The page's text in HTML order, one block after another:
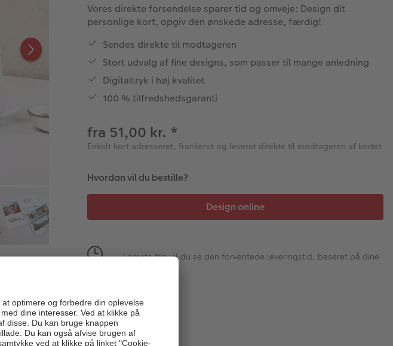
Vores direkte forsendelse sparer tid og omveje: Design dit
personlige kort, opgiv den ønskede adresse, færdig!
Sendes direkte til modtageren
Stort udvalg af fine designs, som passer til mange anledning
Digitaltryk i høj kvalitet
100 % tilfredshedsgaranti
fra 51,00 kr. *
Enkelt kort adresseret, frankeret og leveret direkte til modtageren af kortet
Hvordan vil du bestille?
I næste trin vil du se den forventede leveringstid, baseret på dine